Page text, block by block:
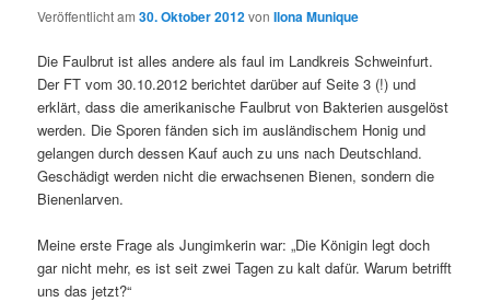
Veröffentlicht am30. Oktober 2012vonIlona Munique
Die Faulbrut ist alles andere als faul im Landkreis Schweinfurt.
Der FT vom 30.10.2012 berichtet darüber auf Seite 3 (!) und
erklärt, dass die amerikanische Faulbrut von Bakterien ausgelöst
werden. Die Sporen fänden sich im ausländischem Honig und
gelangen durch dessen Kauf auch zu uns nach Deutschland.
Geschädigt werden nicht die erwachsenen Bienen, sondern die
Bienenlarven.
Meine erste Frage als Jungimkerin war: „Die Königin legt doch
gar nicht mehr, es ist seit zwei Tagen zu kalt dafür. Warum betrifft
uns das jetzt?“